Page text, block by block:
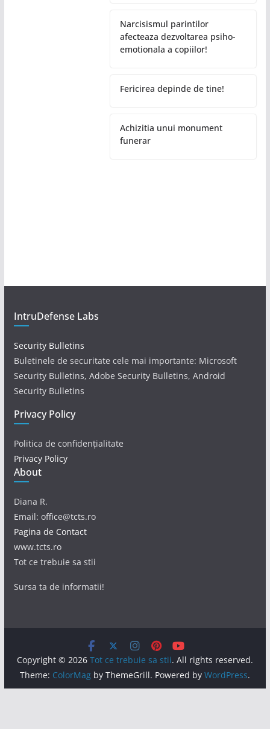
Narcisismul parintilor
afecteaza dezvoltarea psiho-
emotionala a copiilor!
Fericirea depinde de tine!
Achizitia unui monument
funerar
IntruDefense Labs
Security Bulletins
Buletinele de securitate cele mai importante: Microsoft
Security Bulletins, Adobe Security Bulletins, Android
Security Bulletins
Privacy Policy
Politica de confidențialitate
Privacy Policy
About
Diana R.
Email: office@tcts.ro
Pagina de Contact
www.tcts.ro
Tot ce trebuie sa stii
Sursa ta de informatii!
Copyright © 2026 Tot ce trebuie sa stii. All rights reserved.
Theme: ColorMagby ThemeGrill. Powered by WordPress.